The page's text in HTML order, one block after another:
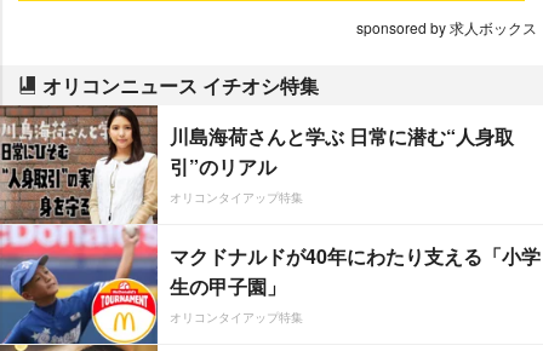
sponsored by 求人ボックス
オリコンニュース イチオシ特集
川島海荷さんと学ぶ 日常に潜む“人身取
引”のリアル
オリコンタイアップ特集
マクドナルドが40年にわたり支える「小学
生の甲子園」
オリコンタイアップ特集